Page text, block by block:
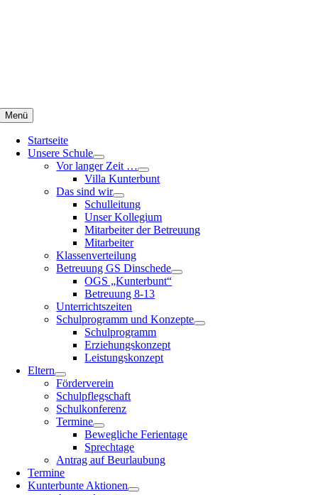
Menü
Startseite
Unsere Schule
Vor langer Zeit …
Villa Kunterbunt
Das sind wir
Schulleitung
Unser Kollegium
Mitarbeiter der Betreuung
Mitarbeiter
Klassenverteilung
Betreuung GS Dinschede
OGS „Kunterbunt“
Betreuung 8-13
Unterrichtszeiten
Schulprogramm und Konzepte
Schulprogramm
Erziehungskonzept
Leistungskonzept
Eltern
Förderverein
Schulpflegschaft
Schulkonferenz
Termine
Bewegliche Ferientage
Sprechtage
Antrag auf Beurlaubung
Termine
Kunterbunte Aktionen